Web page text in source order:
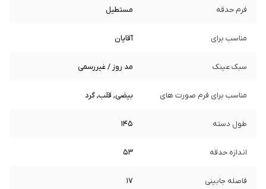
فرم حدقه مستطیل
مناسب برای آقایان
سبک عینک مد روز / غیررسمی
مناسب برای فرم صورت های بیضی, قلب, گرد
طول دسته 145
اندازه حدقه 53
فاصله جابینی 17